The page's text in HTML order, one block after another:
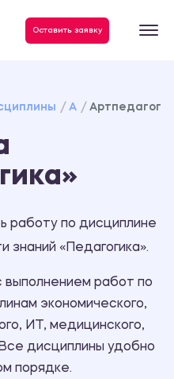
Оставить заявку
А
работу по дисциплине
знаний «Педагогика».
работ по
экономического,
ИТ, медицинского,
дисциплины удобно
порядке.